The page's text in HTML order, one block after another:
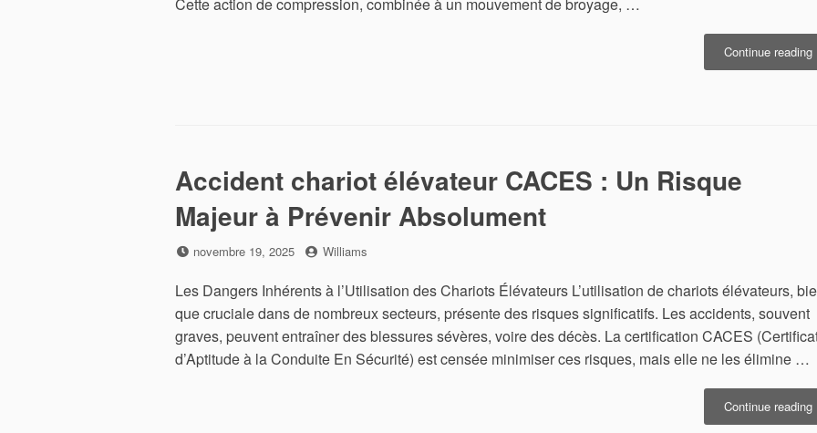
Continue reading
à
Accident chariot élévateur CACES : Un Risque
Majeur à Prévenir Absolument
Posted
novembre 19, 2025 by
Williams
Les Dangers Inhérents à l’Utilisation des Chariots Élévateurs L’utilisation de chariots élévateurs,
que cruciale dans de nombreux secteurs, présente des risques significatifs. Les accidents, souvent
graves, peuvent entraîner des blessures sévères, voire des décès. La certification CACES
d’Aptitude à la Conduite En Sécurité) est censée minimiser ces risques, mais elle ne les élimine …
Continue reading